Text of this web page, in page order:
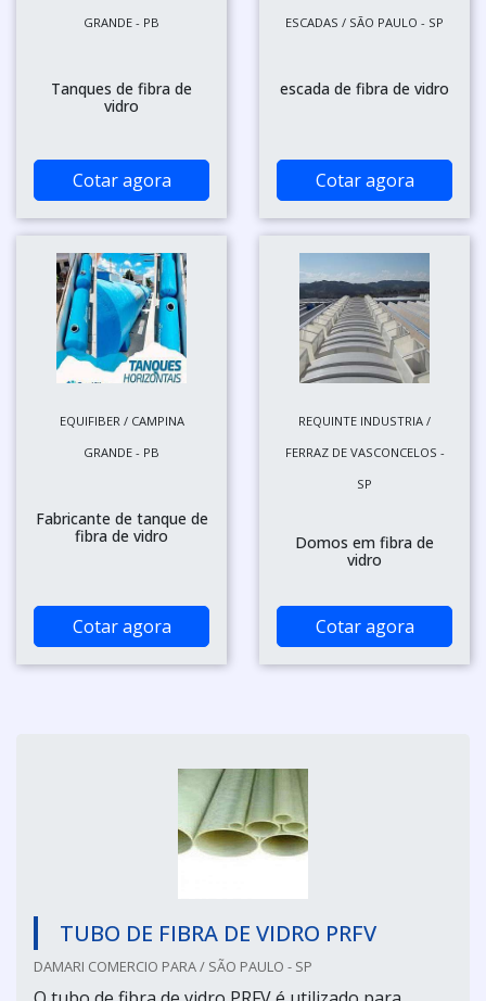
GRANDE - PB
Tanques de fibra de
vidro
Cotar agora
ESCADAS / SÃO PAULO - SP
escada de fibra de vidro
Cotar agora
EQUIFIBER / CAMPINA
GRANDE - PB
Fabricante de tanque de
fibra de vidro
Cotar agora
REQUINTE INDUSTRIA /
FERRAZ DE VASCONCELOS -
SP
Domos em fibra de
vidro
Cotar agora
TUBO DE FIBRA DE VIDRO PRFV
DAMARI COMERCIO PARA / SÃO PAULO - SP